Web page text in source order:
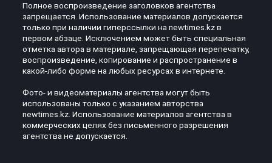
Полное воспроизведение заголовков агентства
запрещается. Использование материалов допускается
только при наличии гиперссылки на newtimes.kz в
первом абзаце. Исключением может быть специальная
отметка автора в материале, запрещающая перепечатку,
воспроизведение, копирование и распространение в
какой-либо форме на любых ресурсах в интернете.
Фото- и видеоматериалы агентства могут быть
использованы только с указанием авторства
newtimes.kz. Использование материалов агентства в
коммерческих целях без письменного разрешения
агентства не допускается.